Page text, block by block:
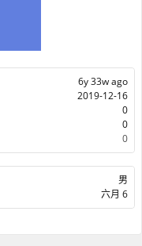
6y 33w ago
2019-12-16
0
0
0
男
六月 6